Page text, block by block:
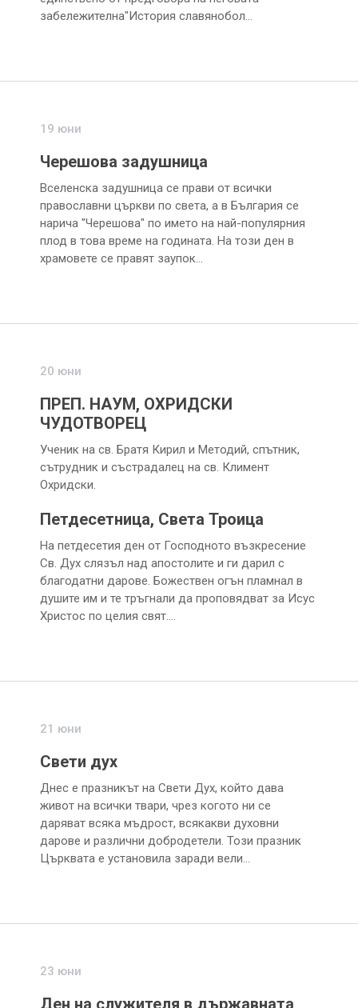
забележителна"История славянобол…
19 юни
Черешова задушница
Вселенска задушница се прави от всички
православни църкви по света, а в България се
нарича "Черешова" по името на най-популярния
плод в това време на годината. На този ден в
храмовете се правят заупок…
20 юни
ПРЕП. НАУМ, ОХРИДСКИ
ЧУДОТВОРЕЦ
Ученик на св. Братя Кирил и Методий, спътник,
сътрудник и състрадалец на св. Климент
Охридски.
Петдесетница, Света Троица
На петдесетия ден от Господното възкресение
Св. Дух слязъл над апостолите и ги дарил с
благодатни дарове. Божествен огън пламнал в
душите им и те тръгнали да проповядват за Исус
Христос по целия свят.…
21 юни
Свети дух
Днес е празникът на Свети Дух, който дава
живот на всички твари, чрез когото ни се
даряват всяка мъдрост, всякакви духовни
дарове и различни добродетели. Този празник
Църквата е установила заради вели…
23 юни
Ден на служителя в държавната